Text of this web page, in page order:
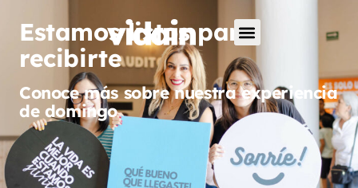
Estamos listos para
recibirte
Conoce más sobre nuestra experiencia
de domingo